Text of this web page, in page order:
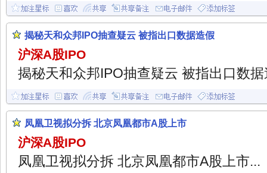
揭秘天和众邦IPO抽查疑云 被指出口数据造假
沪深A股IPO
揭秘天和众邦IPO抽查疑云 被指出口数据
凤凰卫视拟分拆 北京凤凰都市A股上市
沪深A股IPO
凤凰卫视拟分拆 北京凤凰都市A股上市...